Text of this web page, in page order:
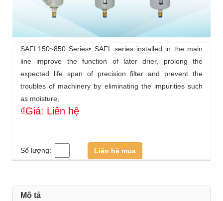
SAFL150~850 Series• SAFL series installed in the main
line improve the function of later drier, prolong the
expected life span of precision filter and prevent the
troubles of machinery by eliminating the impurities such
as moisture,
₫Giá: Liên hệ
Số lượng: Liên hệ mua
Mô tả